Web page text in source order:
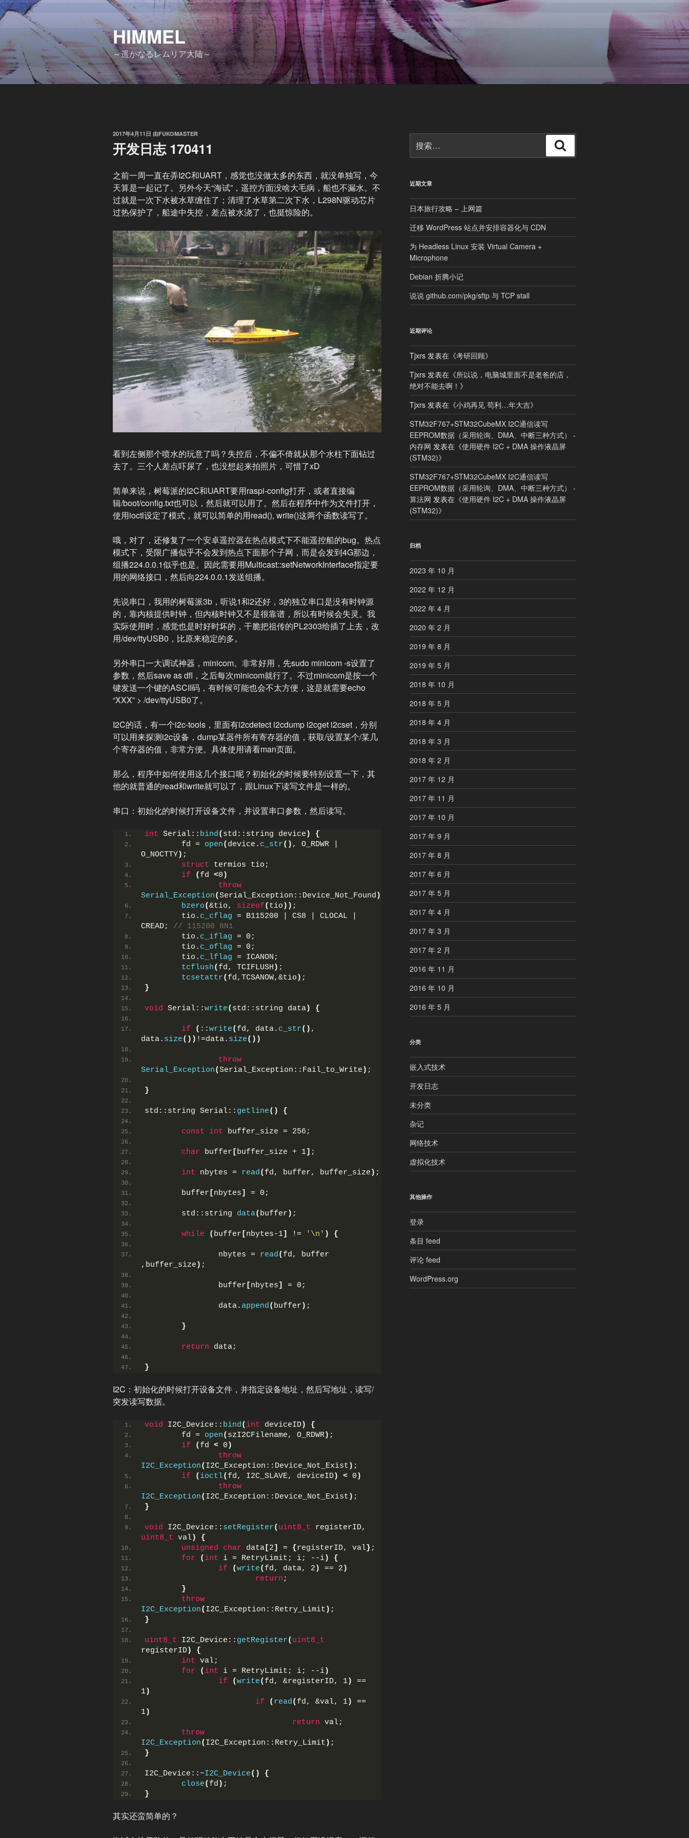
跳
至
容
HIMMEL
～遥かなるレムリア大陆～
发
布
于
2017年4月11日 由FUKOMASTER
开发日志 170411
之前一周一直在弄I2C和UART，感觉也没做太多的东西，就没单独写，今
天算是一起记了。另外今天“海试”，遥控方面没啥大毛病，船也不漏水。不
过就是一次下水被水草缠住了；清理了水草第二次下水，L298N驱动芯片
过热保护了，船途中失控，差点被水浇了，也挺惊险的。
看到左侧那个喷水的玩意了吗？失控后，不偏不倚就从那个水柱下面钻过
去了。三个人差点吓尿了，也没想起来拍照片，可惜了xD
简单来说，树莓派的I2C和UART要用raspi-config打开，或者直接编
辑/boot/config.txt也可以，然后就可以用了。然后在程序中作为文件打开，
使用ioctl设定了模式，就可以简单的用read(), write()这两个函数读写了。
哦，对了，还修复了一个安卓遥控器在热点模式下不能遥控船的bug。热点
模式下，受限广播似乎不会发到热点下面那个子网，而是会发到4G那边，
组播224.0.0.1似乎也是。因此需要用Multicast::setNetworkInterface指定要
用的网络接口，然后向224.0.0.1发送组播。
先说串口，我用的树莓派3b，听说1和2还好，3的独立串口是没有时钟源
的，靠内核提供时钟，但内核时钟又不是很靠谱，所以有时候会失灵。我
实际使用时，感觉也是时好时坏的，干脆把祖传的PL2303给插了上去，改
用/dev/ttyUSB0，比原来稳定的多。
另外串口一大调试神器，minicom。非常好用，先sudo minicom -s设置了
参数，然后save as dfl，之后每次minicom就行了。不过minicom是按一个
键发送一个键的ASCII码，有时候可能也会不太方便，这是就需要echo
“XXX” > /dev/ttyUSB0了。
I2C的话，有一个i2c-tools，里面有i2cdetect i2cdump i2cget i2cset，分别
可以用来探测i2c设备，dump某器件所有寄存器的值，获取/设置某个/某几
个寄存器的值，非常方便。具体使用请看man页面。
那么，程序中如何使用这几个接口呢？初始化的时候要特别设置一下，其
他的就普通的read和write就可以了，跟Linux下读写文件是一样的。
串口：初始化的时候打开设备文件，并设置串口参数，然后读写。
int Serial:: bind( std::string device )
{
        fd =
open( device. c_str() , O_RDWR |
O_NOCTTY ) ;
struct termios tio;
if
( fd <0 )
throw
Serial_Exception(Serial_Exception::Device_Not_Found )
bzero(&tio, sizeof( tio )) ;
        tio.
c_cflag = B115200 | CS8 | CLOCAL |
CREAD; // 115200 8N1
        tio.
c_iflag = 0;
        tio.
c_oflag = 0;
        tio.
c_lflag = ICANON;
tcflush( fd, TCIFLUSH ) ;
tcsetattr( fd,TCSANOW,&tio ) ;
}
void Serial::write( std::string data) {
if ( ::write( fd, data. c_str() ,
data. size()) !=data. size())
throw
Serial_Exception(Serial_Exception::Fail_to_Write ) ;
}
std::string Serial:: getline() {
const int buffer_size = 256;
char buffer [buffer_size + 1] ;
int nbytes = read( fd, buffer, buffer_size ) ;
        buffer
[nbytes] = 0;
        std::string
data( buffer ) ;
while ( buffer [nbytes-1] != '\n' ) {
                nbytes =
read( fd, buffer
,buffer_size ) ;
                buffer
[nbytes] = 0;
                data.
append( buffer ) ;
}
return data;
}
I2C：初始化的时候打开设备文件，并指定设备地址，然后写地址，读写/
突发读写数据。
void I2C_Device:: bind( int deviceID)
{
        fd =
open( szI2CFilename, O_RDWR) ;
if
( fd < 0 )
throw
I2C_Exception( I2C_Exception::Device_Not_Exist ) ;
if
( ioctl( fd, I2C_SLAVE, deviceID) < 0 )
throw
I2C_Exception( I2C_Exception::Device_Not_Exist ) ;
}
void I2C_Device:: setRegister( uint8_t
uint8_t val)
{
unsigned
char data [2] = {registerID, val};
for
( int i = RetryLimit; i; --i)
{
if
(write( fd, data, 2 ) == 2 )
return;
}
throw
I2C_Exception( I2C_Exception::Retry_Limit ) ;
}
uint8_t I2C_Device:: getRegister( uint8_t
registerID)
{
int val;
for
( int i = RetryLimit; i; --i)
if
(write( fd, &registerID, 1)
==
1)
if
( read( fd, &val, 1)
==
1)
return val;
throw
I2C_Exception( I2C_Exception::Retry_Limit ) ;
}
I2C_Device::~I2C_Device()
{
close( fd ) ;
}
其实还蛮简单的？
索：
索
近期文章
日本旅行攻略 – 上网篇
迁移 WordPress 站点并安排容器化与 CDN
为 Headless Linux 安装 Virtual Camera +
Microphone
Debian 折腾小记
说说 github.com/pkg/sftp 与 TCP stall
近期评论
Tjxrs发表在《考研回顾》
Tjxrs发表在《所以说，电脑城里面不是老爸的店，
绝对不能去啊！ 》
Tjxrs发表在《小鸡再见 苟利…年大吉》
STM32F767+STM32CubeMX I2C通信读写
EEPROM数据（采用轮询、DMA、中断三种方式） -
内存网 发表在《使用硬件 I2C + DMA 操作液晶屏
(STM32)》
STM32F767+STM32CubeMX I2C通信读写
EEPROM数据（采用轮询、DMA、中断三种方式） -
算法网 发表在《使用硬件 I2C + DMA 操作液晶屏
(STM32)》
归档
2023 年 10 月
2022 年 12 月
2022 年 4 月
2020 年 2 月
2019 年 8 月
2019 年 5 月
2018 年 10 月
2018 年 5 月
2018 年 4 月
2018 年 3 月
2018 年 2 月
2017 年 12 月
2017 年 11 月
2017 年 10 月
2017 年 9 月
2017 年 8 月
2017 年 6 月
2017 年 5 月
2017 年 4 月
2017 年 3 月
2017 年 2 月
2016 年 11 月
2016 年 10 月
2016 年 5 月
分类
嵌入式技术
开发日志
未分类
杂记
网络技术
虚拟化技术
其他操作
登录
条目 feed
评论 feed
WordPress.org